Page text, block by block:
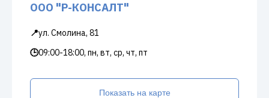
ООО "Р-КОНСАЛТ"
📍ул. Смолина, 81
🕒09:00-18:00, пн, вт, ср, чт, пт
Показать на карте